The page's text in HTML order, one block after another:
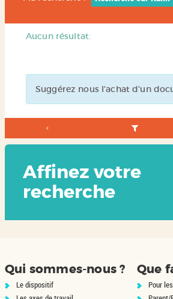
Aucun résultat.
Suggérez nous l'achat d'un
Affinez votre
recherche
Qui sommes-nous ?
Le dispositif
Que
Pour